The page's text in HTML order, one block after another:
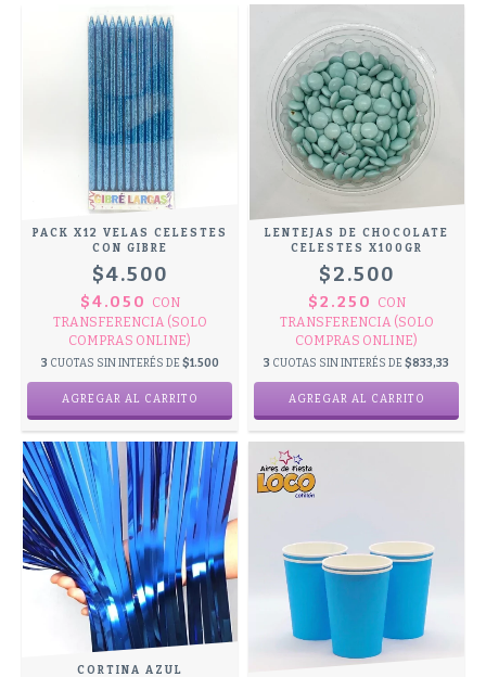
PACK X12 VELAS CELESTES
CON GIBRE
$4.500
$4.050
CON
TRANSFERENCIA (SOLO
COMPRAS ONLINE)
3 CUOTAS SIN INTERÉS DE $1.500
LENTEJAS DE CHOCOLATE
CELESTES X100GR
$2.500
$2.250
CON
TRANSFERENCIA (SOLO
COMPRAS ONLINE)
3 CUOTAS SIN INTERÉS DE $833,33
CORTINA AZUL